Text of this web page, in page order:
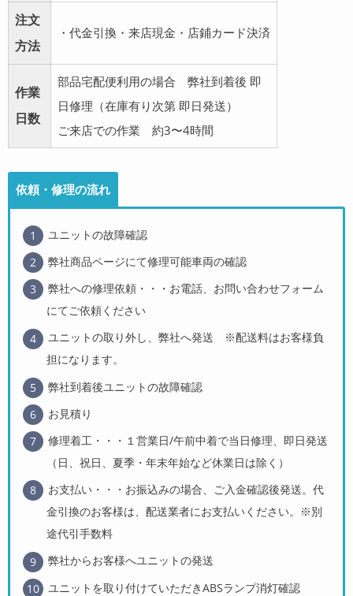
注文
方法
・代金引換・来店現金・店鋪カード決済
作業
日数
部品宅配便利用の場合 弊社到着後 即
日修理（在庫有り次第 即日発送）
ご来店での作業 約3〜4時間
依頼・修理の流れ
ユニットの故障確認
弊社商品ページにて修理可能車両の確認
弊社への修理依頼・・・お電話、お問い合わせフォーム
にてご依頼ください
ユニットの取り外し、弊社へ発送 ※配送料はお客様負
担になります。
弊社到着後ユニットの故障確認
お見積り
修理着工・・・１営業日/午前中着で当日修理、即日発送
（日、祝日、夏季・年末年始など休業日は除く）
お支払い・・・お振込みの場合、ご入金確認後発送。代
金引換のお客様は、配送業者にお支払いください。※別
途代引手数料
弊社からお客様へユニットの発送
ユニットを取り付けていただきABSランプ消灯確認